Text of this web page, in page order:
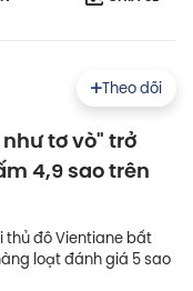
Theo dõi
tơ vò" trở
4,9 sao trên
thủ đô Vientiane bất
loạt đánh giá 5 sao